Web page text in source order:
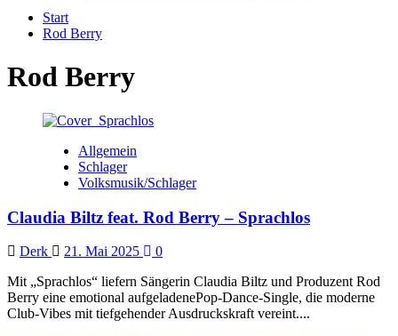
Start
Rod Berry
Rod Berry
Allgemein
Schlager
Volksmusik/Schlager
Claudia Biltz feat. Rod Berry – Sprachlos
Derk 21. Mai 2025
0
Mit „Sprachlos“ liefern Sängerin Claudia Biltz und Produzent Rod
Berry eine emotional aufgeladenePop-Dance-Single, die moderne
Club-Vibes mit tiefgehender Ausdruckskraft vereint....